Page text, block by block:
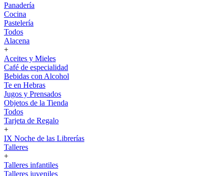
Panadería
Cocina
Pastelería
Todos
Alacena
+
Aceites y Mieles
Café de especialidad
Bebidas con Alcohol
Te en Hebras
Jugos y Prensados
Objetos de la Tienda
Todos
Tarjeta de Regalo
+
IX Noche de las Librerías
Talleres
+
Talleres infantiles
Talleres juveniles